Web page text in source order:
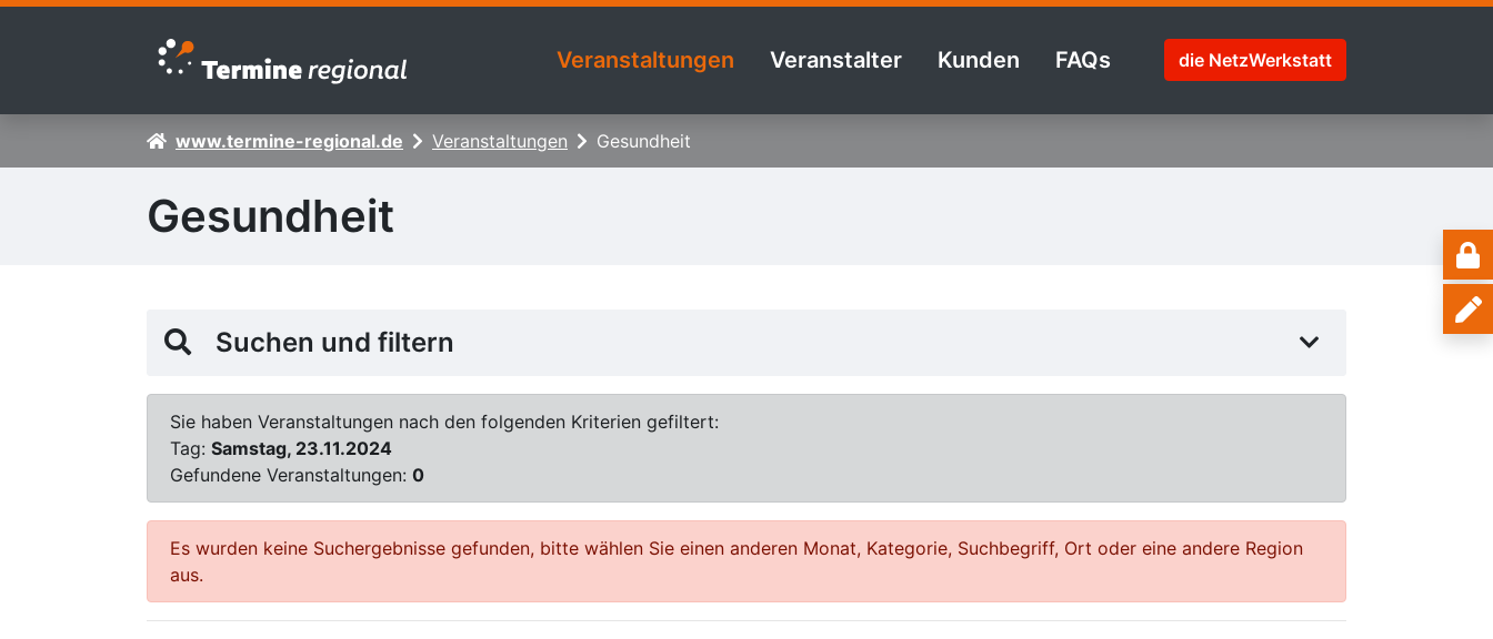
Zur Navigation springen
Zum Inhalt springen
Veranstaltungen Veranstalter Kunden FAQs die NetzWerkstatt
www.termine-regional.de Veranstaltungen Gesundheit
Gesundheit
Suchen und filtern
Sie haben Veranstaltungen nach den folgenden Kriterien gefiltert:
Tag: Samstag, 23.11.2024
Gefundene Veranstaltungen: 0
Es wurden keine Suchergebnisse gefunden, bitte wählen Sie einen anderen Monat, Kategorie, Suchbegriff, Ort oder eine andere Region
aus.